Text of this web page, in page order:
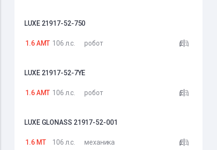
LUXE 21917-52-750
1.6 AMT 106 л.с. робот
LUXE 21917-52-7YE
1.6 AMT 106 л.с. робот
LUXE GLONASS 21917-52-001
1.6 MT 106 л.с. механика